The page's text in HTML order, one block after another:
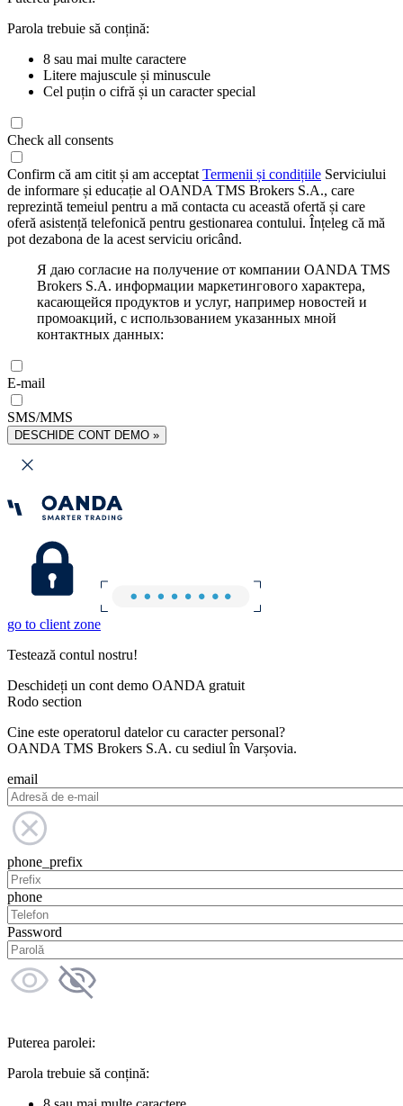
Parola trebuie să conțină:
8 sau mai multe caractere
Litere majuscule și minuscule
Cel puțin o cifră și un caracter special
Check all consents
Confirm că am citit și am acceptat Termenii și condițiile Serviciului
de informare și educație al OANDA TMS Brokers S.A., care
reprezintă temeiul pentru a mă contacta cu această ofertă și care
oferă asistență telefonică pentru gestionarea contului. Înțeleg că mă
pot dezabona de la acest serviciu oricând.
Я даю согласие на получение от компании OANDA TMS
Brokers S.A. информации маркетингового характера,
касающейся продуктов и услуг, например новостей и
промоакций, с использованием указанных мной
контактных данных:
E-mail
SMS/MMS
DESCHIDE CONT DEMO »
go to client zone
Testează contul nostru!
Deschideți un cont demo OANDA gratuit
Rodo section
Cine este operatorul datelor cu caracter personal?
OANDA TMS Brokers S.A. cu sediul în Varșovia.
email
phone_prefix
phone
Password
Puterea parolei:
Parola trebuie să conțină: